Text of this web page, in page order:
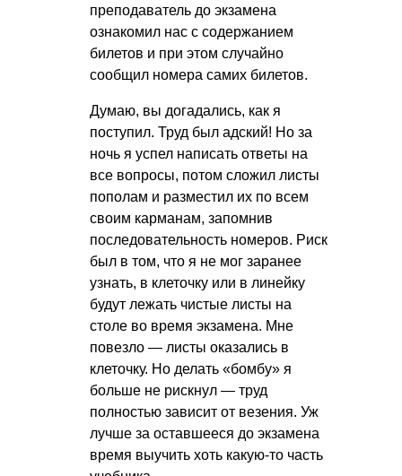
преподаватель до экзамена
ознакомил нас с содержанием
билетов и при этом случайно
сообщил номера самих билетов.
Думаю, вы догадались, как я
поступил. Труд был адский! Но за
ночь я успел написать ответы на
все вопросы, потом сложил листы
пополам и разместил их по всем
своим карманам, запомнив
последовательность номеров. Риск
был в том, что я не мог заранее
узнать, в клеточку или в линейку
будут лежать чистые листы на
столе во время экзамена. Мне
повезло — листы оказались в
клеточку. Но делать «бомбу» я
больше не рискнул — труд
полностью зависит от везения. Уж
лучше за оставшееся до экзамена
время выучить хоть какую-то часть